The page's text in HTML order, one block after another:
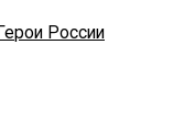
России